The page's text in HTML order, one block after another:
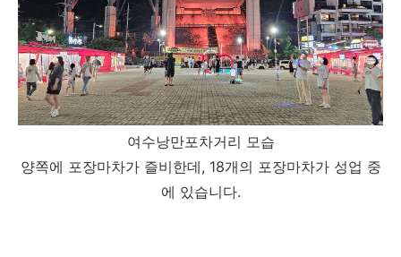
여수낭만포차거리 모습
양쪽에 포장마차가 즐비한데, 18개의 포장마차가 성업 중
에 있습니다.